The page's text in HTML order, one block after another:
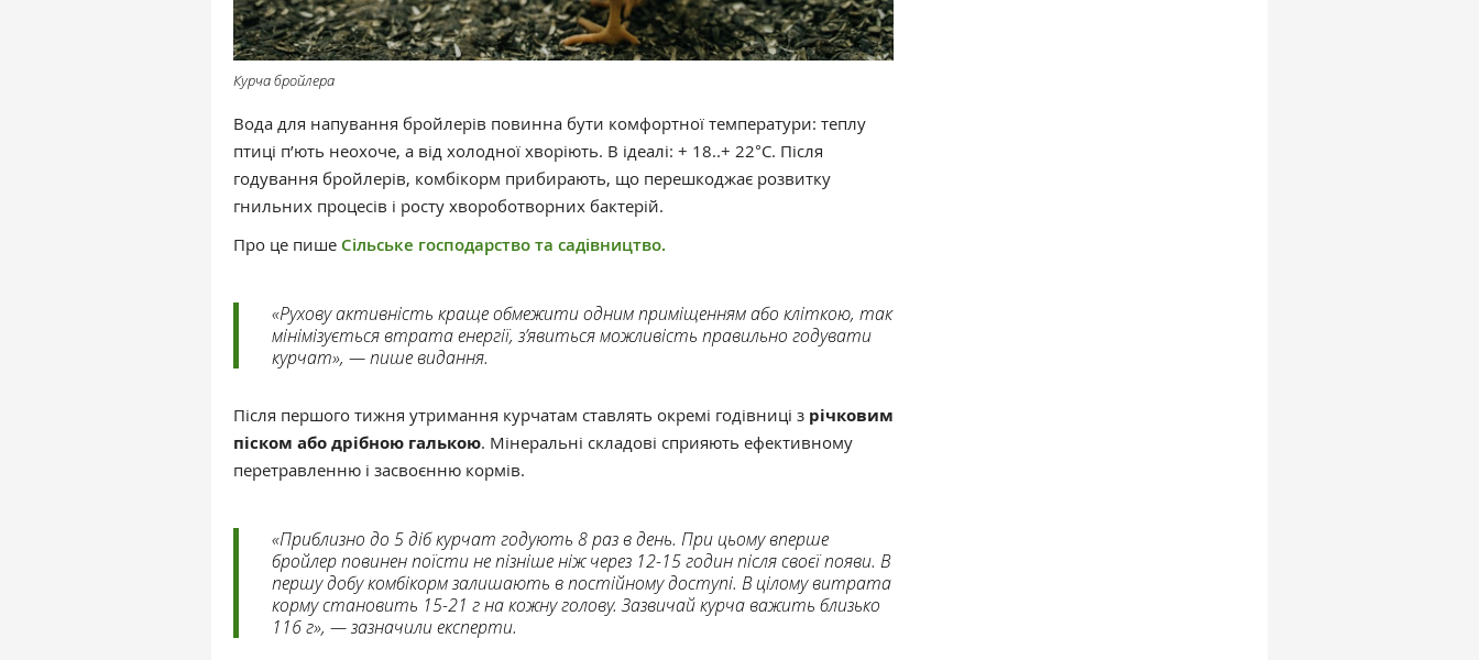
Курча бройлера
Вода для напування бройлерів повинна бути комфортної температури: теплу
птиці п’ють неохоче, а від холодної хворіють. В ідеалі: + 18..+ 22°С. Після
годування бройлерів, комбікорм прибирають, що перешкоджає розвитку
гнильних процесів і росту хвороботворних бактерій.
Про це пише Сільське господарство та садівництво.
«Рухову активність краще обмежити одним приміщенням або кліткою, так
мінімізується втрата енергії, з’явиться можливість правильно годувати
курчат», — пише видання.
Після першого тижня утримання курчатам ставлять окремі годівниці з річковим
піском або дрібною галькою. Мінеральні складові сприяють ефективному
перетравленню і засвоєнню кормів.
«Приблизно до 5 діб курчат годують 8 раз в день. При цьому вперше
бройлер повинен поїсти не пізніше ніж через 12-15 годин після своєї появи. В
першу добу комбікорм залишають в постійному доступі. В цілому витрата
корму становить 15-21 г на кожну голову. Зазвичай курча важить близько
116 г», — зазначили експерти.